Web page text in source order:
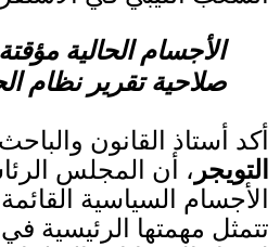
الأجسام الحالية
صلاحية تقرير نظام
أكد أستاذ القانون
التويجر ، أن المجلس
الأجسام السياسية
تتمثل مهمتها الرئيسية